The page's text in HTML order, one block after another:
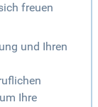
freuen
und Ihren
Ihre